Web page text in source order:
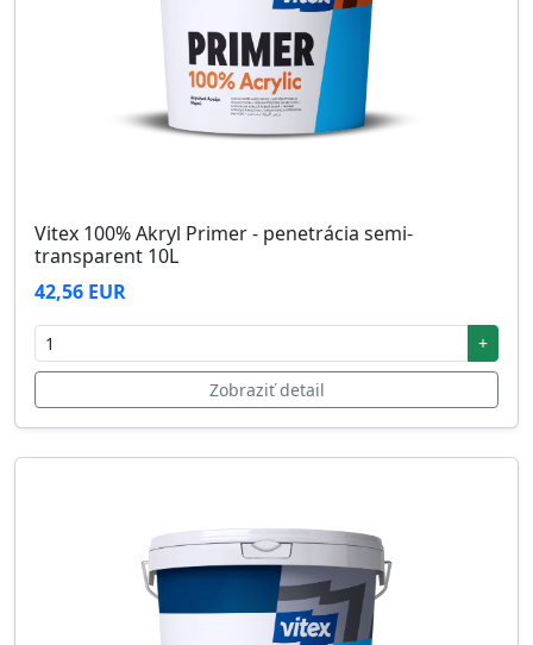
Vitex 100% Akryl Primer - penetrácia semi-
transparent 10L
42,56 EUR
+
Zobraziť detail